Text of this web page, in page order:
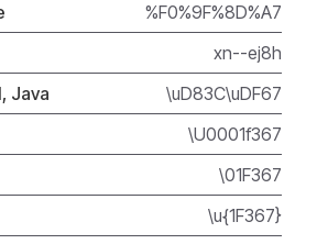
%F0%9F%8D%A7
xn--ej8h
Java
\uD83C\uDF67
\U0001f367
\01F367
\u{1F367}